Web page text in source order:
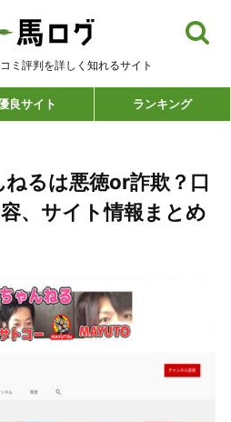
ミ評判を詳しく知れるサイト
良サイト ランキング
るは悪徳or詐欺？口
、サイト情報まとめ